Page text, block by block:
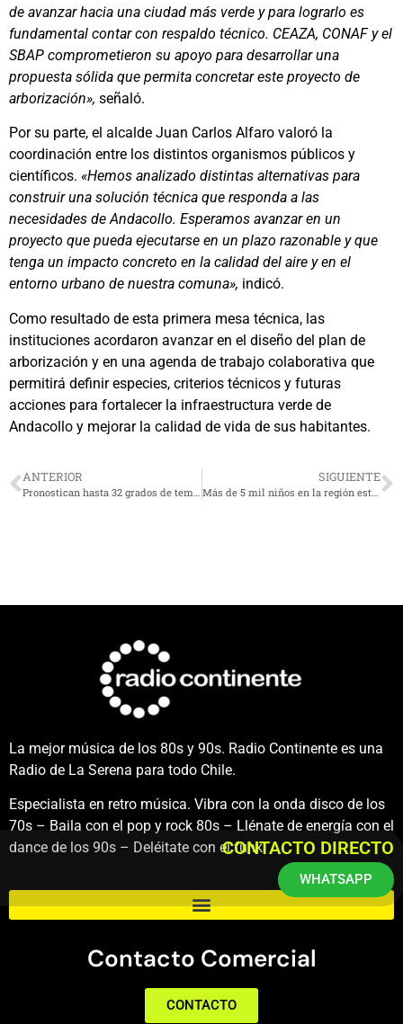
de avanzar hacia una ciudad más verde y para lograrlo es
fundamental contar con respaldo técnico. CEAZA, CONAF y el
SBAP comprometieron su apoyo para desarrollar una
propuesta sólida que permita concretar este proyecto de
arborización», señaló.
Por su parte, el alcalde Juan Carlos Alfaro valoró la
coordinación entre los distintos organismos públicos y
científicos. «Hemos analizado distintas alternativas para
construir una solución técnica que responda a las
necesidades de Andacollo. Esperamos avanzar en un
proyecto que pueda ejecutarse en un plazo razonable y que
tenga un impacto concreto en la calidad del aire y en el
entorno urbano de nuestra comuna», indicó.
Como resultado de esta primera mesa técnica, las
instituciones acordaron avanzar en el diseño del plan de
arborización y en una agenda de trabajo colaborativa que
permitirá definir especies, criterios técnicos y futuras
acciones para fortalecer la infraestructura verde de
Andacollo y mejorar la calidad de vida de sus habitantes.
ANTERIOR
Pronostican hasta 32 grados de temperatura en Vicuña esta semana
SIGUIENTE
Más de 5 mil niños en la región están pendientes de completar su vacunación contra el sarampión
La mejor música de los 80s y 90s. Radio Continente es una
Radio de La Serena para todo Chile.
Especialista en retro música. Vibra con la onda disco de los
70s – Baila con el pop y rock 80s – Llénate de energía con el
dance de los 90s – Deléitate con el funk.
Contacto Comercial
CONTACTO
CONTACTO DIRECTO
WHATSAPP